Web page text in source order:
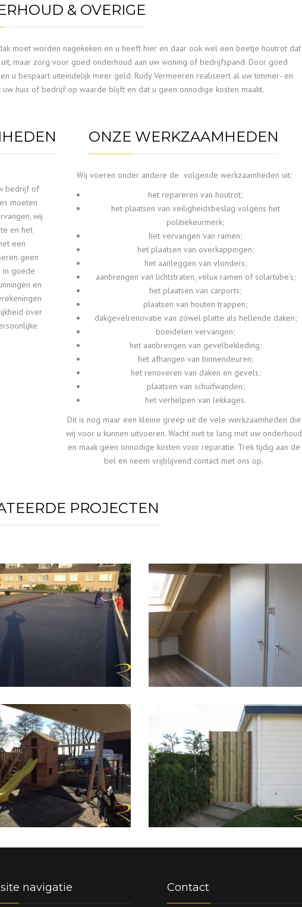
& OVERIGE
moet worden nagekeken en u heeft hier en daar ook wel een beetje houtrot dat
maar zorg voor goed onderhoud aan uw woning of bedrijfspand. Door goed
u bespaart uiteindelijk meer geld. Rudy Vermeeren realiseert al uw timmer- en
huis of bedrijf op waarde blijft en dat u geen onnodige kosten maakt.
bedrijf of
moeten
wij
en het
een
geen
in goede
en
over
ONZE WERKZAAMHEDEN
Wij voeren onder andere de volgende werkzaamheden uit:
het repareren van houtrot;
het plaatsen van veiligheidsbeslag volgens het
politiekeurmerk;
het vervangen van ramen;
het plaatsen van overkappingen;
het aanleggen van vlonders;
aanbrengen van lichtstraten, velux ramen of solartube’s;
het plaatsen van carports;
plaatsen van houten trappen;
dakgevelrenovatie van zowel platte als hellende daken;
boeidelen vervangen;
het aanbrengen van gevelbekleding;
het afhangen van binnendeuren;
het renoveren van daken en gevels;
plaatsen van schuifwanden;
het verhelpen van lekkages.
Dit is nog maar een kleine greep uit de vele werkzaamheden die
wij voor u kunnen uitvoeren. Wacht niet te lang met uw onderhoud
en maak geen onnodige kosten voor reparatie. Trek tijdig aan de
bel en neem vrijblijvend contact met ons op.
PROJECTEN
navigatie Contact